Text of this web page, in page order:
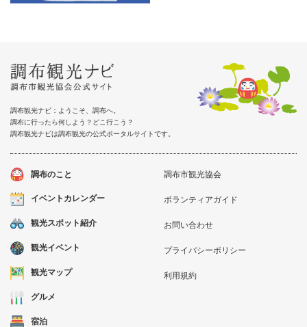
調布観光ナビ：ようこそ、調布へ。
調布に行ったら何しよう？どこ行こう？
調布観光ナビは調布観光の公式ポータルサイトです。
調布のこと
イベントカレンダー
観光スポット紹介
観光イベント
観光マップ
グルメ
宿泊
調布市観光協会
ボランティアガイド
お問い合わせ
プライバシーポリシー
利用規約